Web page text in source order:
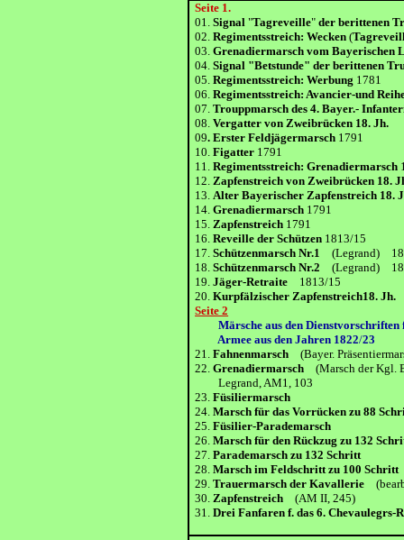
Seite 1.
01.Signal"Tagreveille" der berittenen
02.Regimentsstreich: Wecken (
03.Grenadiermarsch vom Bayerischen
04.Signal "Betstunde" der berittenen
05.Regimentsstreich: Werbung 1781
06.Regimentsstreich: Avancier-und
07. Trouppmarsch des 4. Bayer.-
08.Vergatter von Zweibrücken 18. Jh.
09. Erster Feldjägermarsch 1791
10.Figatter 1791
11.Regimentsstreich: Grenadiermarsch
12.Zapfenstreich von Zweibrücken 18.
13.Alter Bayerischer Zapfenstreich 18.
14.Grenadiermarsch 1791
15.Zapfenstreich 1791
16.Reveille der Schützen 1813/15
17.Schützenmarsch Nr.1(Legrand)
18.Schützenmarsch Nr.2(Legrand)
19. Jäger-Retraite 1813/15
20.Kurpfälzischer Zapfenstreich18. Jh.
Seite 2
Märsche aus den
Armee aus den Jahren 1822/23
21.Fahnenmarsch (Bayer.
22.Grenadiermarsch (Marsch der Kgl.
Legrand, AM1, 103
23.Füsiliermarsch
24.Marsch für das Vorrücken zu 88
25.Füsilier-Parademarsch
26.Marsch für den Rückzug zu 132
27.Parademarsch zu 132 Schritt
28.Marsch im Feldschritt zu 100 Schritt
29.Trauermarsch der Kavallerie
30.Zapfenstreich (AM II, 245)
31.Drei Fanfaren f. das 6. Chevaulegrs-